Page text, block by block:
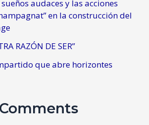
audaces y las acciones
en la construcción del
RAZÓN DE SER”
que abre horizontes